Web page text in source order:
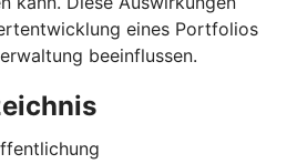
eines Portfolios
beeinflussen.